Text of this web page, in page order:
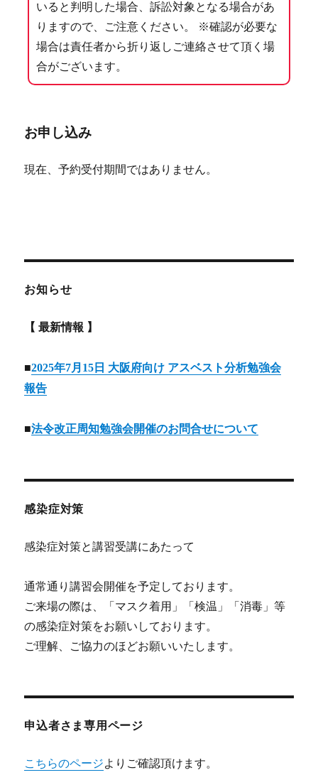
いると判明した場合、訴訟対象となる場合があ
りますので、ご注意ください。 ※確認が必要な
場合は責任者から折り返しご連絡させて頂く場
合がございます。
お申し込み
現在、予約受付期間ではありません。
お知らせ
【 最新情報 】
■2025年7月15日 大阪府向け アスベスト分析勉強会
報告
■法令改正周知勉強会開催のお問合せについて
感染症対策
感染症対策と講習受講にあたって
通常通り講習会開催を予定しております。
ご来場の際は、「マスク着用」「検温」「消毒」等
の感染症対策をお願いしております。
ご理解、ご協力のほどお願いいたします。
申込者さま専用ページ
こちらのページよりご確認頂けます。